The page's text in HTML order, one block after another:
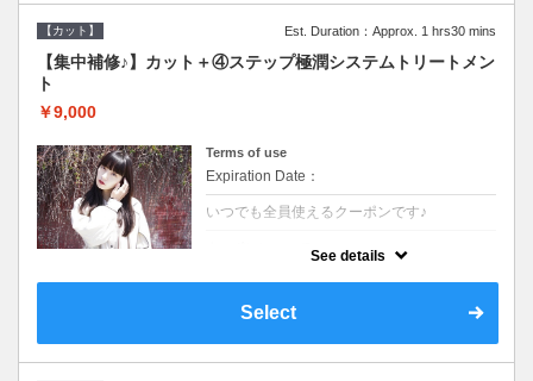
【カット】 Est. Duration：Approx. 1 hrs30 mins
【集中補修♪】カット＋④ステップ極潤システムトリートメン
ト
￥9,000
Terms of use
Expiration Date：
いつでも全員使えるクーポンです♪
ら修復し美髪へと導く最新4stepトリートメ
ント☆内側からしっかり修復したい方に♪
See details
Select